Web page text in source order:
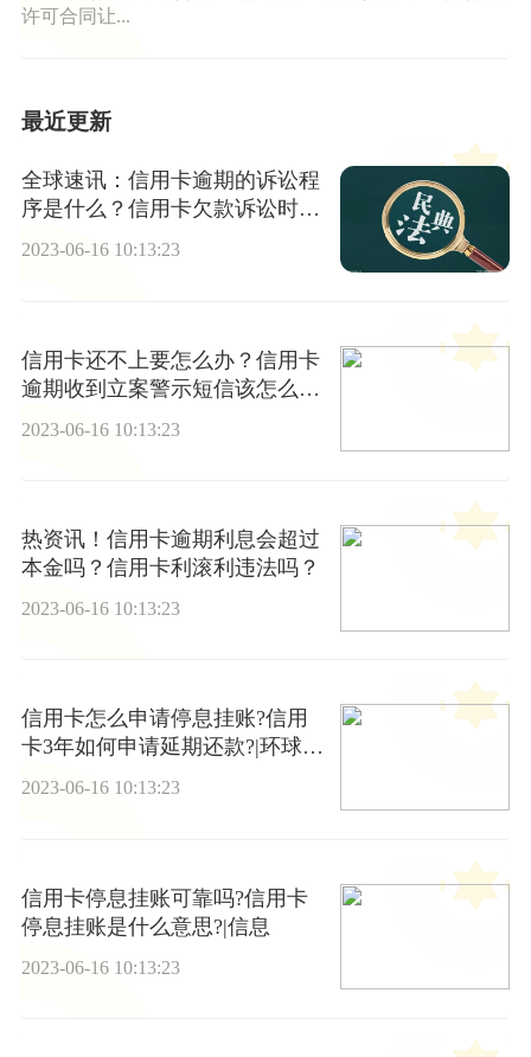
许可合同让...
最近更新
全球速讯：信用卡逾期的诉讼程
序是什么？信用卡欠款诉讼时效
为三年吗？
2023-06-16 10:13:23
信用卡还不上要怎么办？信用卡
逾期收到立案警示短信该怎么
2023-06-16 10:13:23
热资讯！信用卡逾期利息会超过
本金吗？信用卡利滚利违法吗？
2023-06-16 10:13:23
信用卡怎么申请停息挂账?信用
卡3年如何申请延期还款?|环球时
讯
2023-06-16 10:13:23
信用卡停息挂账可靠吗?信用卡
停息挂账是什么意思?|信息
2023-06-16 10:13:23